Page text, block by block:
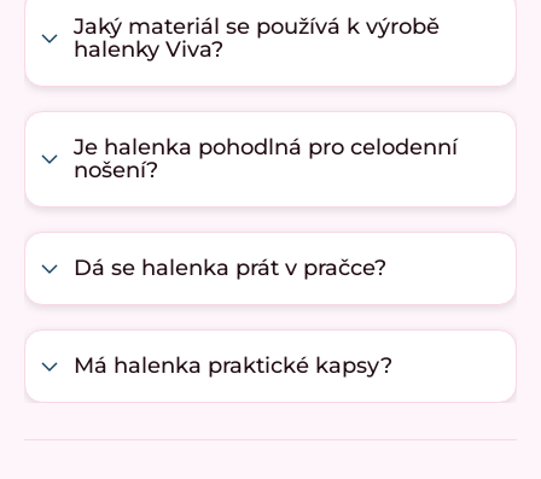
Jaký materiál se používá k výrobě
halenky Viva?
Je halenka pohodlná pro celodenní
nošení?
Dá se halenka prát v pračce?
Má halenka praktické kapsy?